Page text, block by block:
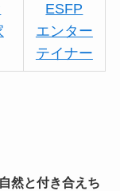
ESFP
エンター
テイナー
然と付き合えち